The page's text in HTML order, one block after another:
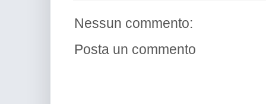
Nessun commento:
Posta un commento